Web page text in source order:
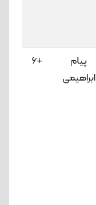
پیام
ابراهیمی
+6